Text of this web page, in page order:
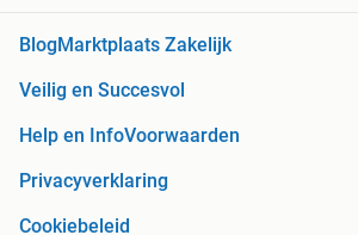
Blog Marktplaats Zakelijk
Veilig en Succesvol
Help en InfoVoorwaarden
Privacyverklaring
Cookiebeleid